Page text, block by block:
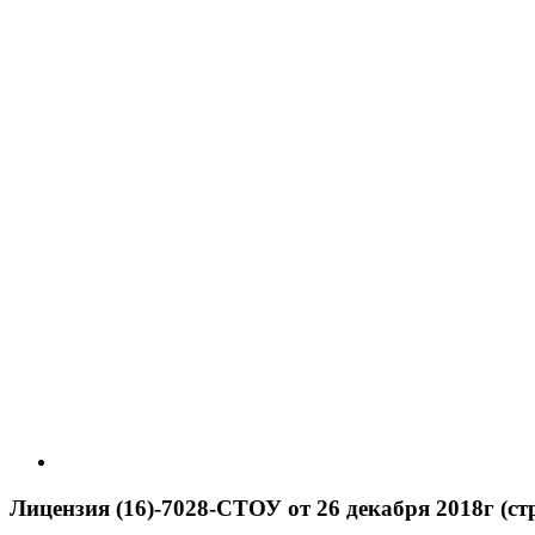
Лицензия (16)-7028-СТОУ от 26 декабря 2018г